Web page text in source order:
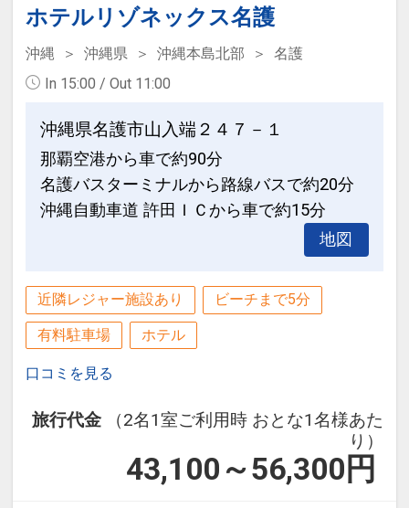
在いただけるよう、貸出アイテムとして
ベッドガードやベッドスペーサー等、各
種備品を用意しております。
ー、ベビーベッド、ベビーカー等）
お手配をご希望の際は、ホテル代表
（0980-51-1333）へお問合せくださ
い。
※各備品には数に限りがございます。予
必ずお読みください
■ホテル施設内におきまして、タトゥー
の露出をご遠慮いただいております。
・ロビー内・レストラン等のパブリック
・プール・ビーチをご利用の際はラッシ
・スパ・サウナに関しましてはご利用を
■サックスの生演奏”サウンド・オブ・サ
サンセットの時間に合わせ、黄金色に染
まった南国の風景とともに、心に染み入
す。
■ご朝食のご案内■
【カフェテラス「ラ・ティーダ」／洋食
テラス席では美しい海を眺めながら、ブ
ッフェで多彩なお料理をお楽しみいただ
けます。
※事前の予告なく変更となる場合がござ
■チェックアウト11：00■
【小さなお子様とご宿泊されるお客様
ホテルリゾネックス名護
沖縄 沖縄県 沖縄本島北部
名護
In 15:00 / Out 11:00
沖縄県名護市山入端２４７－１
那覇空港から車で約90分
名護バスターミナルから路線バスで約20分
沖縄自動車道 許田ＩＣから車で約15分
地図
近隣レジャー施設あり ビーチまで5分
有料駐車場 ホテル
口コミを見る
旅行代金
（2名1室ご利用時 おとな1名様あた
り）
43,100～56,300 円